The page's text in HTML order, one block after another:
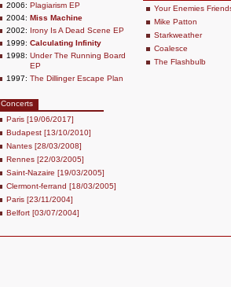
2006: Plagiarism EP
2004: Miss Machine
2002: Irony Is A Dead Scene EP
1999: Calculating Infinity
1998: Under The Running Board
EP
1997: The Dillinger Escape Plan
Concerts
Paris [19/06/2017]
Budapest [13/10/2010]
Nantes [28/03/2008]
Rennes [22/03/2005]
Saint-Nazaire [19/03/2005]
Clermont-ferrand [18/03/2005]
Paris [23/11/2004]
Belfort [03/07/2004]
Your Enemies
Mike Patton
Starkweather
Coalesce
The Flashbulb